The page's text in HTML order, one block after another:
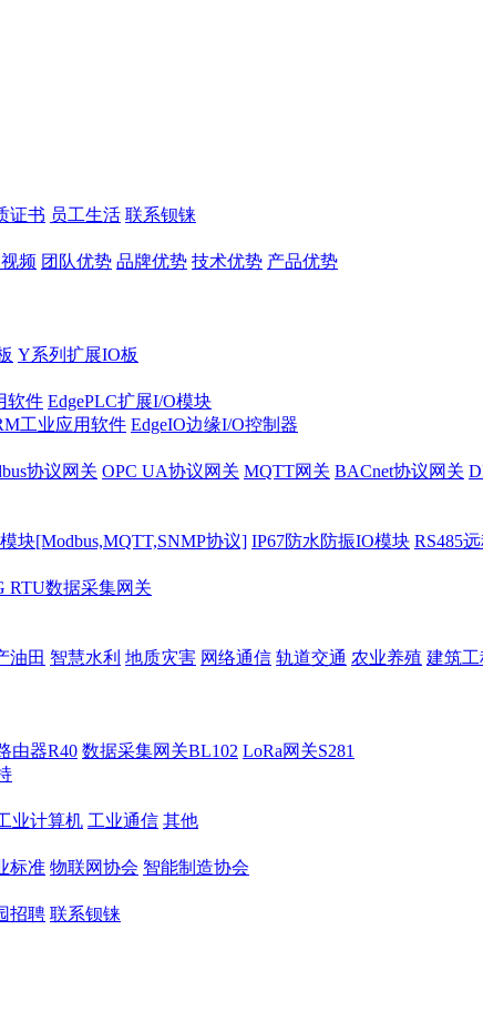
证书 员工生活 联系钡铼
频 团队优势 品牌优势 技术优势 产品优势
Y系列扩展IO板
软件 EdgePLC扩展I/O模块
工业应用软件 EdgeIO边缘I/O控制器
协议网关 OPC UA协议网关 MQTT网关 BACnet协议网关
块[Modbus,MQTT,SNMP协议] IP67防水防振IO模块 RS485
RTU数据采集网关
油田 智慧水利 地质灾害 网络通信 轨道交通 农业养殖 建筑工
由器R40 数据采集网关BL102 LoRa网关S281
业计算机 工业通信 其他
标准 物联网协会 智能制造协会
招聘 联系钡铼